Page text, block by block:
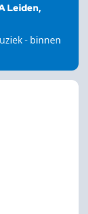
Leiden,
- binnen